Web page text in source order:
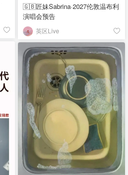
🇬🇧匠妹Sabrina·2027伦敦温布利
演唱会预告
英区Live